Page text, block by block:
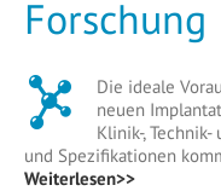
Forschung
Die ideale
neuen
Klinik-,
und Spezifikationen
Weiterlesen>>